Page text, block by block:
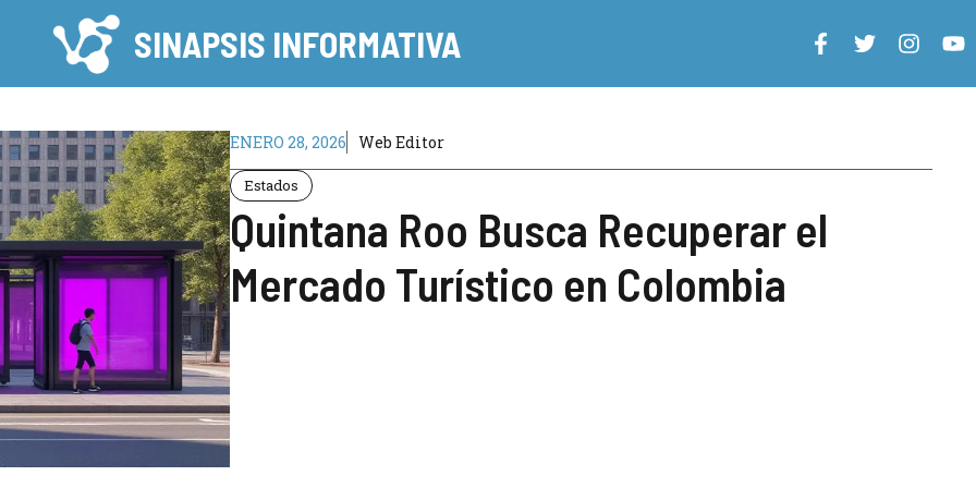
SINAPSIS INFORMATIVA
ENERO 28, 2026 Web Editor
Estados
Quintana Roo Busca Recuperar el
Mercado Turístico en Colombia